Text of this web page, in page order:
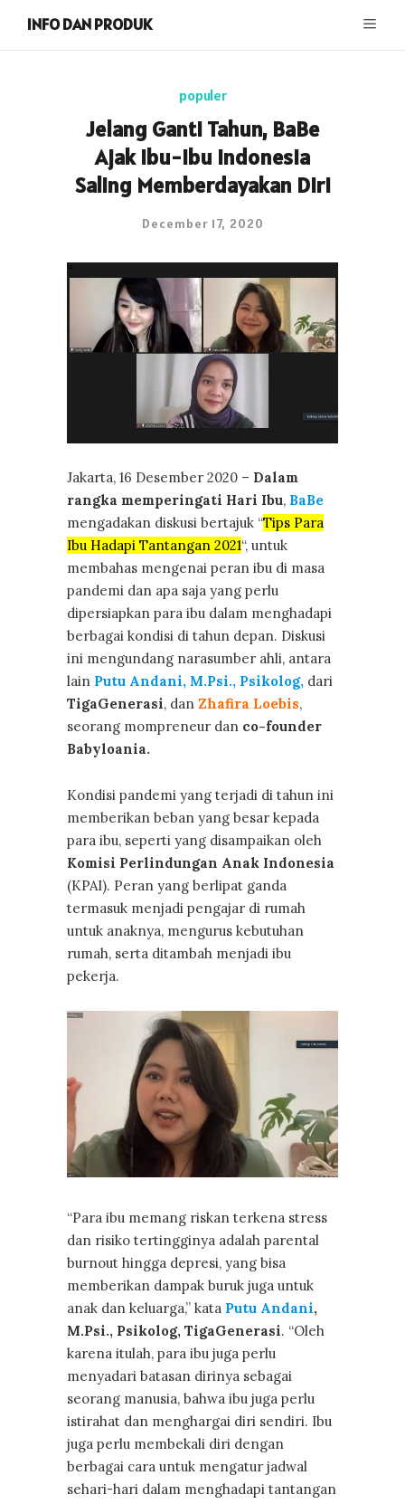
INFO DAN PRODUK
populer
Jelang Ganti Tahun, BaBe
Ajak Ibu-Ibu Indonesia
Saling Memberdayakan Diri
December 17, 2020
Jakarta, 16 Desember 2020 – Dalam
rangka memperingati Hari Ibu, BaBe
mengadakan diskusi bertajuk “Tips Para
Ibu Hadapi Tantangan 2021“, untuk
membahas mengenai peran ibu di masa
pandemi dan apa saja yang perlu
dipersiapkan para ibu dalam menghadapi
berbagai kondisi di tahun depan. Diskusi
ini mengundang narasumber ahli, antara
lain Putu Andani, M.Psi., Psikolog, dari
TigaGenerasi, dan Zhafira Loebis,
seorang mompreneur dan co-founder
Babyloania.
Kondisi pandemi yang terjadi di tahun ini
memberikan beban yang besar kepada
para ibu, seperti yang disampaikan oleh
Komisi Perlindungan Anak Indonesia
(KPAI). Peran yang berlipat ganda
termasuk menjadi pengajar di rumah
untuk anaknya, mengurus kebutuhan
rumah, serta ditambah menjadi ibu
pekerja.
“Para ibu memang riskan terkena stress
dan risiko tertingginya adalah parental
burnout hingga depresi, yang bisa
memberikan dampak buruk juga untuk
anak dan keluarga,” kata Putu Andani,
M.Psi., Psikolog, TigaGenerasi. “Oleh
karena itulah, para ibu juga perlu
menyadari batasan dirinya sebagai
seorang manusia, bahwa ibu juga perlu
istirahat dan menghargai diri sendiri. Ibu
juga perlu membekali diri dengan
berbagai cara untuk mengatur jadwal
sehari-hari dalam menghadapi tantangan